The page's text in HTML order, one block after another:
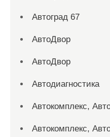
Автоград 67
АвтоДвор
АвтоДвор
Автодиагностика
Автокомплекс,
Автокомплекс,